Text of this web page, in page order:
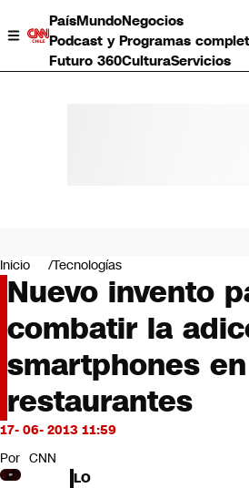
PaísMundoNegocios
Podcast y Programas
Futuro 360CulturaServicios
Negocios
Deportes
Programas completos
Cultura
Servicios
Bits
CNN tiempo
Futuro 360
Inicio Tecnologías
Nuevo invento
combatir la
smartphones
restaurantes
17- 06- 2013 11:59
Por CNN
LO